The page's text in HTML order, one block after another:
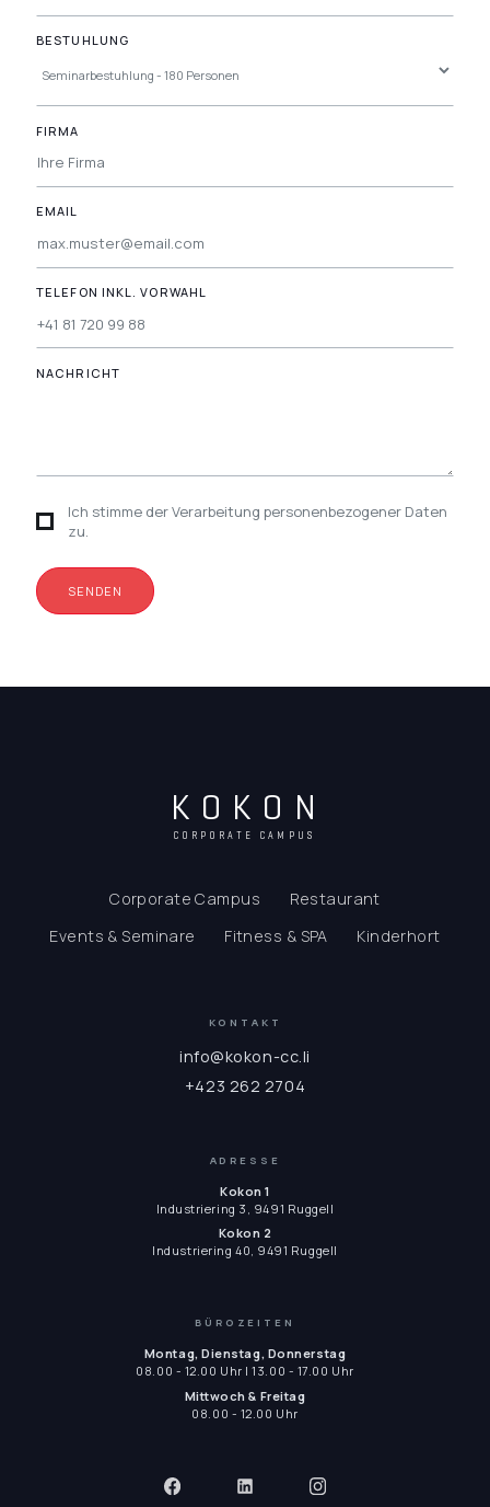
BESTUHLUNG
FIRMA
EMAIL
TELEFON INKL. VORWAHL
NACHRICHT
Ich stimme der Verarbeitung personenbezogener Daten
zu.
KOKON
CORPORATE CAMPUS
Corporate Campus
Restaurant
Events & Seminare
Fitness & SPA Kinderhort
KONTAKT
info@kokon-cc.li
+423 262 2704
ADRESSE
Kokon 1
Industriering 3, 9491 Ruggell
Kokon 2
Industriering 40, 9491 Ruggell
BÜROZEITEN
Montag, Dienstag, Donnerstag
08.00 - 12.00 Uhr | 13.00 - 17.00 Uhr
Mittwoch & Freitag
08.00 - 12.00 Uhr